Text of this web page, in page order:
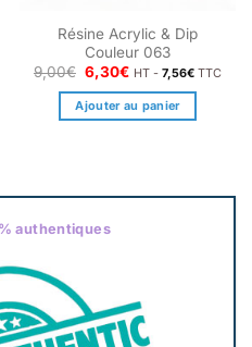
Résine Acrylic & Dip
Couleur 063
9,00€ Le
prix
initial
était :
6,30€Le
actuel
est :
HT -7,56€ TTC
Ajouter au panier
authentiques